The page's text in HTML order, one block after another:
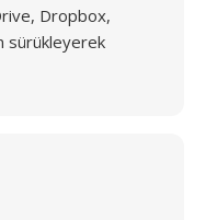
Dropbox,
sürükleyerek